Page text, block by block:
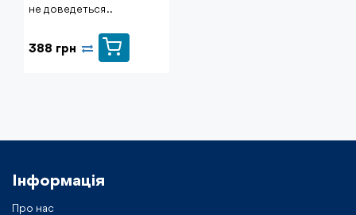
не доведеться ..
388 грн
Інформація
Про нас